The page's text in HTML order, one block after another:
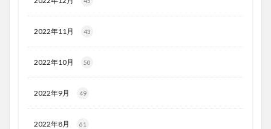
2022年11月 43
2022年10月 50
2022年9月 49
2022年8月 61